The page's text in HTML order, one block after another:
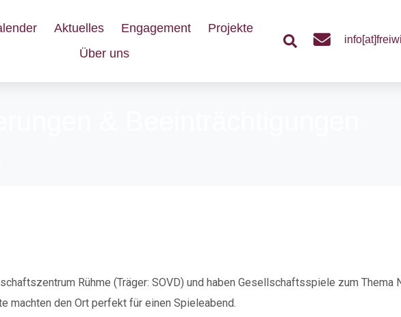
Aktuelles Engagement
Projekte
Über uns
Rühme (Träger: SOVD) und haben Gesellschaftsspiele zum Thema
machten den Ort perfekt für einen Spieleabend.